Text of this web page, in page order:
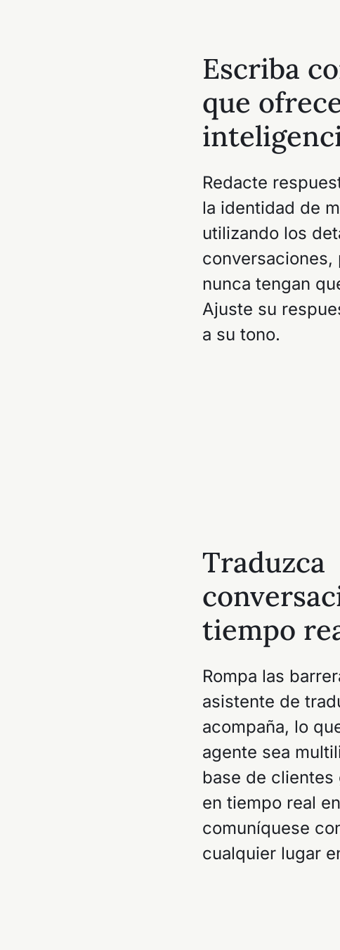
Escriba
que
Redacte
la identidad de
utilizando los
conversaciones,
nunca tengan
Ajuste su
a su tono.
Traduzca
tiempo
Rompa las
asistente de
acompaña, lo
agente sea
base de
en tiempo real
comuníquese
cualquier lugar